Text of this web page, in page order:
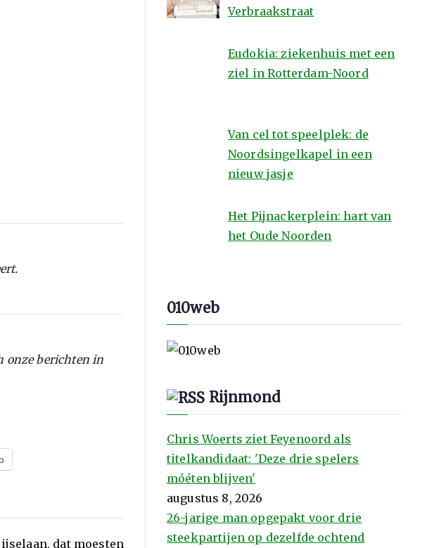
onze berichten in
dat moesten
Verbraakstraat
Eudokia: ziekenhuis met een
ziel in Rotterdam-Noord
Van cel tot speelplek: de
Noordsingelkapel in een
nieuw jasje
Het Pijnackerplein: hart van
het Oude Noorden
010web
Rijnmond
Chris Woerts ziet Feyenoord als
titelkandidaat: 'Deze drie spelers
móéten blijven'
augustus 8, 2026
26-jarige man opgepakt voor drie
steekpartijen op dezelfde ochtend